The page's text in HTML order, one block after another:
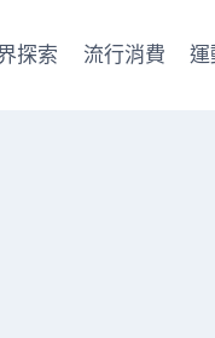
探索 流行消費 運